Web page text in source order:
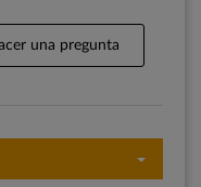
una pregunta